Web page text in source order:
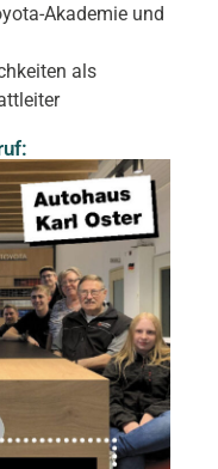
Akademie und
als